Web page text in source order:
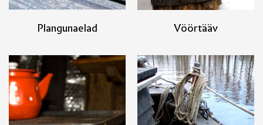
Plangunaelad Vöörtääv